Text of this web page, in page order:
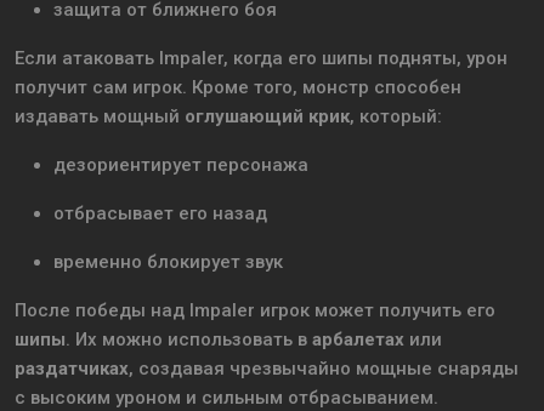
защита от ближнего боя
Если атаковать Impaler, когда его шипы подняты, урон
получит сам игрок. Кроме того, монстр способен
издавать мощный оглушающий крик, который:
дезориентирует персонажа
отбрасывает его назад
временно блокирует звук
После победы над Impaler игрок может получить его
шипы. Их можно использовать в арбалетах или
раздатчиках, создавая чрезвычайно мощные снаряды
с высоким уроном и сильным отбрасыванием.